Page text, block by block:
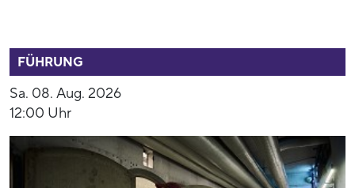
FÜHRUNG
Sa. 08. Aug. 2026
12:00 Uhr